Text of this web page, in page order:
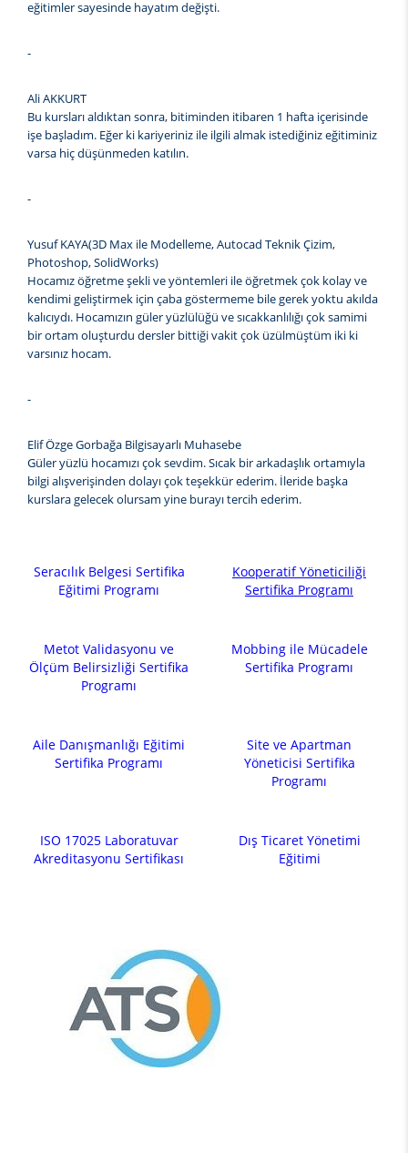
eğitimler sayesinde hayatım değişti.
-
Ali AKKURT
Bu kursları aldıktan sonra, bitiminden itibaren 1 hafta içerisinde
işe başladım. Eğer ki kariyeriniz ile ilgili almak istediğiniz eğitiminiz
varsa hiç düşünmeden katılın.
-
Yusuf KAYA(3D Max ile Modelleme, Autocad Teknik Çizim,
Photoshop, SolidWorks)
Hocamız öğretme şekli ve yöntemleri ile öğretmek çok kolay ve
kendimi geliştirmek için çaba göstermeme bile gerek yoktu akılda
kalıcıydı. Hocamızın güler yüzlülüğü ve sıcakkanlılığı çok samimi
bir ortam oluşturdu dersler bittiği vakit çok üzülmüştüm iki ki
varsınız hocam.
-
Elif Özge Gorbağa Bilgisayarlı Muhasebe
Güler yüzlü hocamızı çok sevdim. Sıcak bir arkadaşlık ortamıyla
bilgi alışverişinden dolayı çok teşekkür ederim. İleride başka
kurslara gelecek olursam yine burayı tercih ederim.
Seracılık Belgesi Sertifika
Eğitimi Programı
Kooperatif Yöneticiliği
Sertifika Programı
Metot Validasyonu ve
Ölçüm Belirsizliği Sertifika
Programı
Mobbing ile Mücadele
Sertifika Programı
Aile Danışmanlığı Eğitimi
Sertifika Programı
Site ve Apartman
Yöneticisi Sertifika
Programı
ISO 17025 Laboratuvar
Akreditasyonu Sertifikası
Dış Ticaret Yönetimi
Eğitimi